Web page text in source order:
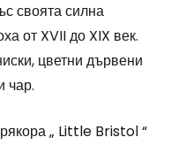
своята силна
от XVII до XIX век.
цветни дървени
чар.
„ Little Bristol“